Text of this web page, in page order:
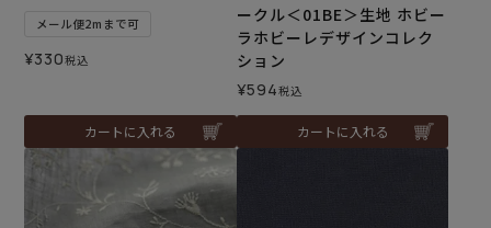
メール便2mまで可
¥330税込
カートに入れる
ークル＜01BE＞生地 ホビー
ラホビーレデザインコレク
ション
¥594税込
カートに入れる